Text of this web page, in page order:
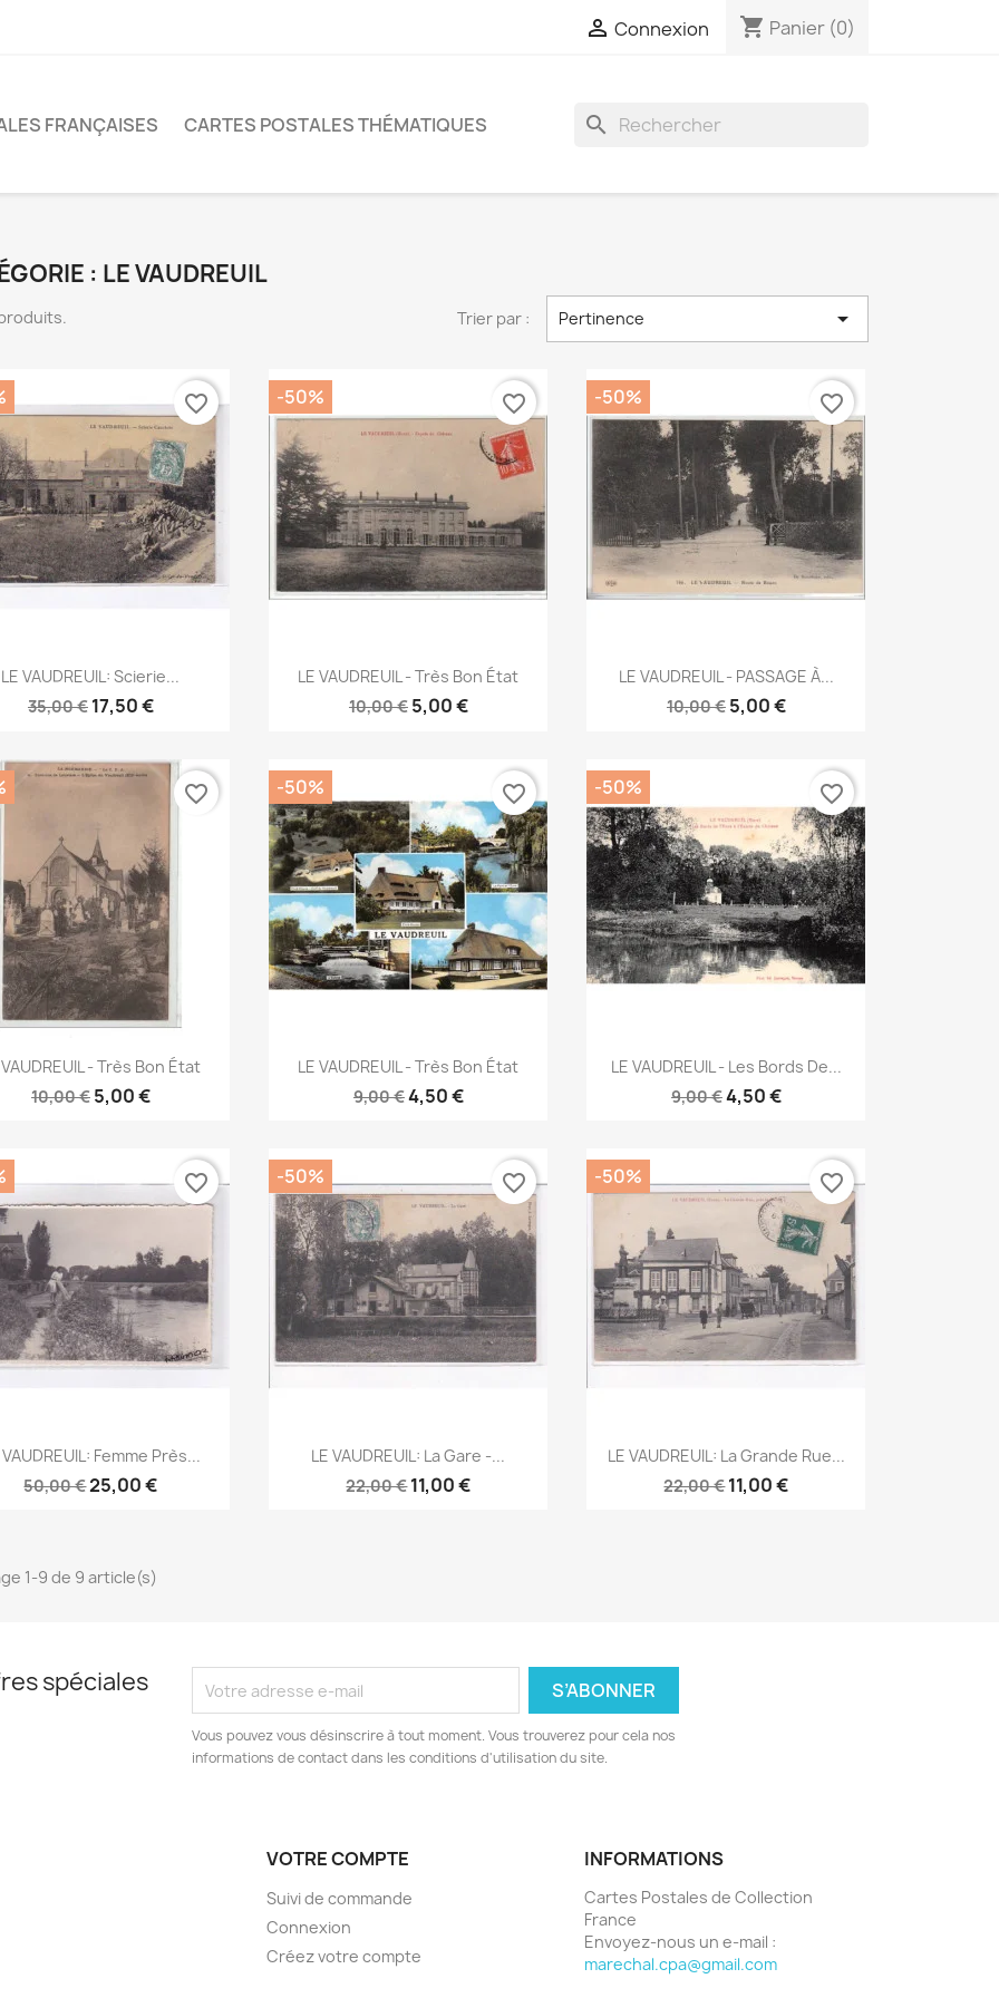
 Connexion shopping_cart Panier (0)
FRANÇAISES CARTES POSTALES THÉMATIQUES search
: LE VAUDREUIL
Trier par : Pertinence 
Aperçu rapide
LE VAUDREUIL: Scierie...
35,00 € 17,50 €
favorite_border
Aperçu rapide
LE VAUDREUIL - Très Bon État
10,00 € 5,00 €
-50% favorite_border
Aperçu rapide
LE VAUDREUIL - PASSAGE À...
10,00 € 5,00 €
-50% favorite_border
Aperçu rapide
VAUDREUIL - Très Bon État
10,00 € 5,00 €
favorite_border
Aperçu rapide
LE VAUDREUIL - Très Bon État
9,00 €4,50 €
-50% favorite_border
Aperçu rapide
LE VAUDREUIL - Les Bords De...
9,00 €4,50 €
-50% favorite_border
Aperçu rapide
VAUDREUIL: Femme Près...
50,00 €25,00 €
favorite_border
 Aperçu rapide
LE VAUDREUIL: La Gare -...
22,00 €11,00 €
-50% favorite_border
Aperçu rapide
LE VAUDREUIL: La Grande Rue...
22,00 €11,00 €
-50% favorite_border
1-9 de 9 article(s)
spéciales
Vous pouvez vous désinscrire à tout moment. Vous trouverez pour cela nos
informations de contact dans les conditions d'utilisation du site.
VOTRE COMPTE
Suivi de commande
Connexion
Créez votre compte
INFORMATIONS
Cartes Postales de Collection
France
Envoyez-nous un e-mail :
marechal.cpa@gmail.com